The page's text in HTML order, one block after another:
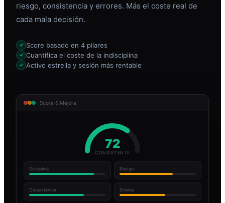
riesgo, consistencia y errores. Más el coste real de
cada mala decisión.
Score basado en 4 pilares
Cuantifica el coste de la indisciplina
Activo estrella y sesión más rentable
Score & Mejora
72
CONSISTENTE
Disciplina Riesgo
Consistencia Errores